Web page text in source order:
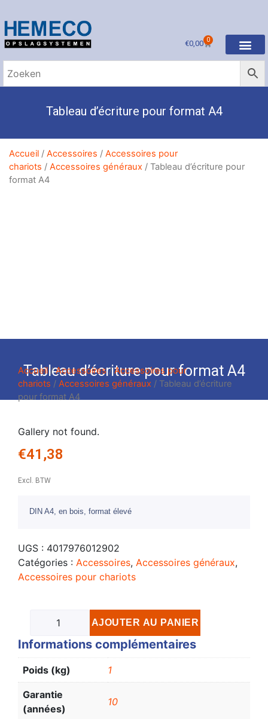
€0,00 0
Tableau d’écriture pour format A4
Accueil / Accessoires / Accessoires pour
chariots / Accessoires généraux / Tableau d’écriture pour
format A4
Tableau d’écriture pour format A4
Accueil /Accessoires/Accessoires pour
chariots / Accessoires généraux / Tableau d’écriture
pour format A4
Gallery not found.
€41,38
Excl. BTW
DIN A4, en bois, format élevé
UGS : 4017976012902
Catégories : Accessoires, Accessoires généraux,
Accessoires pour chariots
AJOUTER AU PANIER
Informations complémentaires
Poids (kg) 1
Garantie
(années)
10